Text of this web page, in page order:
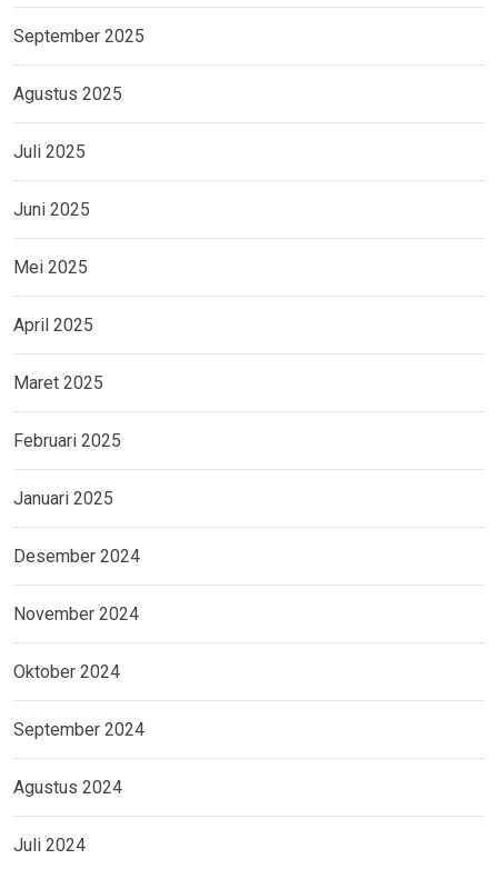
September 2025
Agustus 2025
Juli 2025
Juni 2025
Mei 2025
April 2025
Maret 2025
Februari 2025
Januari 2025
Desember 2024
November 2024
Oktober 2024
September 2024
Agustus 2024
Juli 2024